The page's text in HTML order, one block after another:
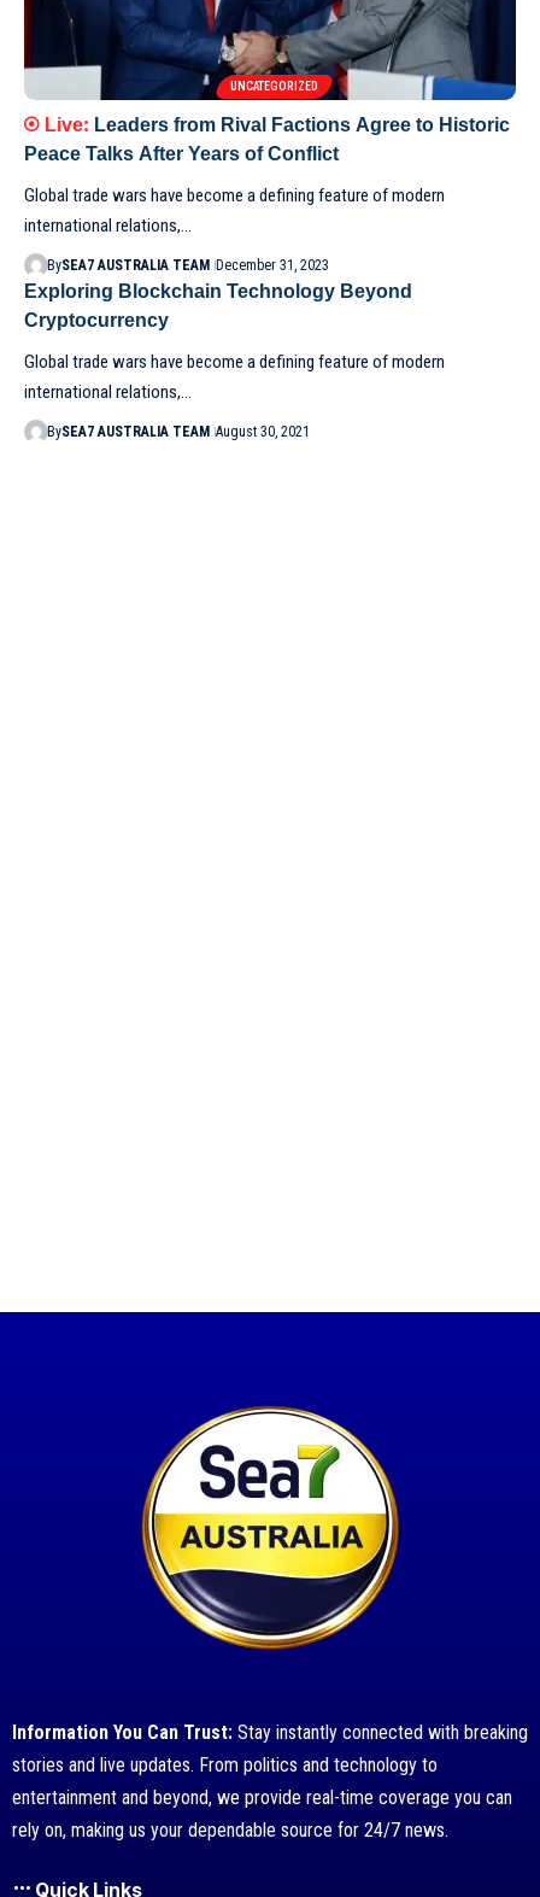
UNCATEGORIZED
Leaders from Rival Factions Agree to Historic
Peace Talks After Years of Conflict
Global trade wars have become a defining feature of modern
international relations,…
BySEA7 AUSTRALIA TEAM December 31, 2023
Exploring Blockchain Technology Beyond
Cryptocurrency
Global trade wars have become a defining feature of modern
international relations,…
BySEA7 AUSTRALIA TEAM August 30, 2021
Information You Can Trust: Stay instantly connected with breaking
stories and live updates. From politics and technology to
entertainment and beyond, we provide real-time coverage you can
rely on, making us your dependable source for 24/7 news.
Quick Links